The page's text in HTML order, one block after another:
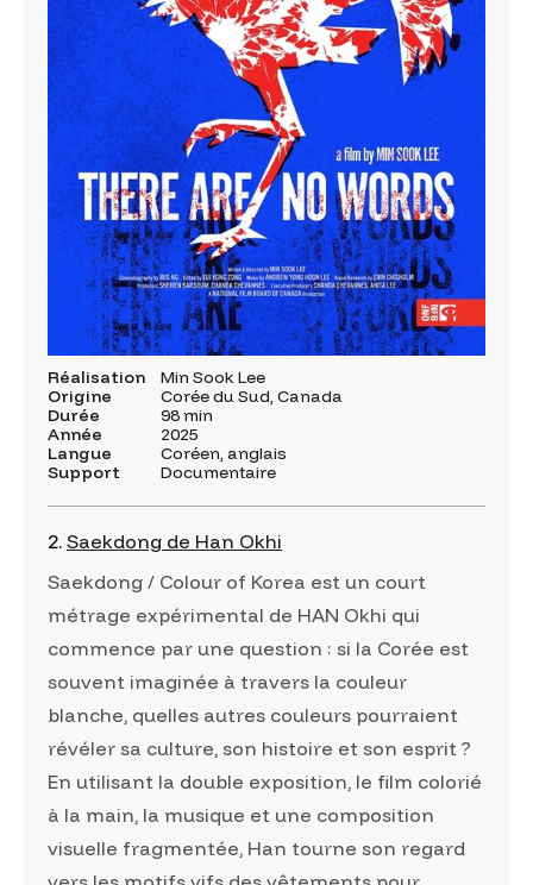
Réalisation
Min Sook Lee
Origine
Corée du Sud, Canada
Durée
98 min
Année
2025
Langue
Coréen, anglais
Support
Documentaire
2. Saekdong de Han Okhi
Saekdong / Colour of Korea est un court
métrage expérimental de HAN Okhi qui
commence par une question : si la Corée est
souvent imaginée à travers la couleur
blanche, quelles autres couleurs pourraient
révéler sa culture, son histoire et son esprit ?
En utilisant la double exposition, le film colorié
à la main, la musique et une composition
visuelle fragmentée, Han tourne son regard